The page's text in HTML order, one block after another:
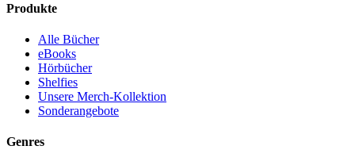
Produkte
Alle Bücher
eBooks
Hörbücher
Shelfies
Unsere Merch-Kollektion
Sonderangebote
Genres